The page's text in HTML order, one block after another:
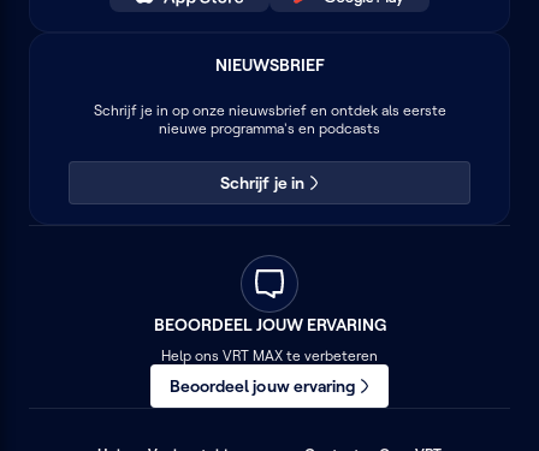
NIEUWSBRIEF
Schrijf je in op onze nieuwsbrief en ontdek als eerste
nieuwe programma's en podcasts
Schrijf je in
BEOORDEEL JOUW ERVARING
Help ons VRT MAX te verbeteren
Beoordeel jouw ervaring